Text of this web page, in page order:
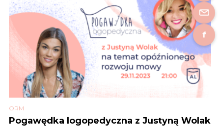
ORM
Pogawędka logopedyczna z Justyną Wolak
f